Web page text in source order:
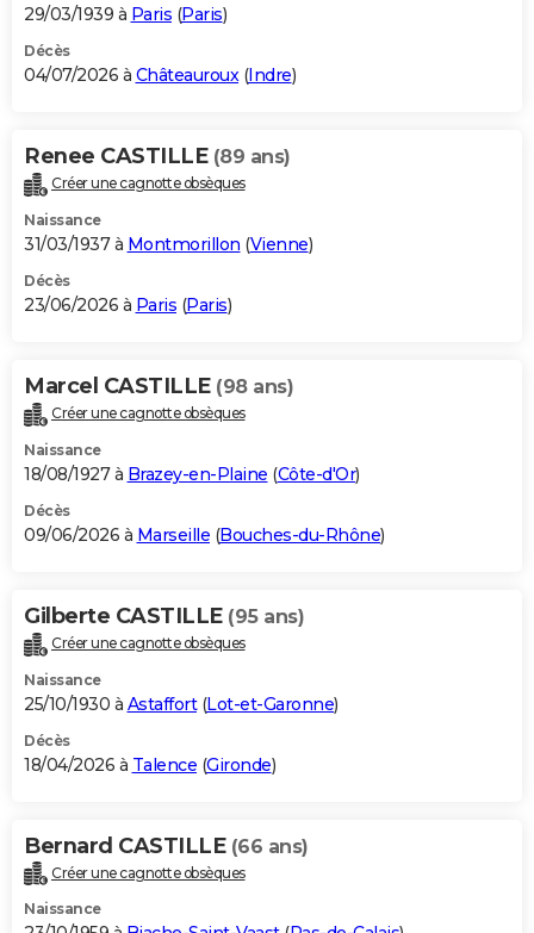
GUIDES D'ACHAT
BONS PLANS
Carte de Noël
Carte Bonne année
Carte Saint-Valentin
Carte Pâques
Carte d'anniversaire
DICTIONNAIRE
Dictionnaire
Biographies
Citations
Expressions
Proverbes
PROGRAMME TV
S'inscrire
Se connecter
Lycées
Collèges
Primaires
Universités
Entreprises
Service militaire
Avis de recherche
AVIS DE DÉCÈS
Bricolage
Lifestyle
Culture
Sport
Auto
Television
Voyage
Cinema
29/03/1939 à Paris (Paris)
Décès
04/07/2026 à Châteauroux(Indre)
Renee CASTILLE (89 ans)
Créer une cagnotte obsèques
Naissance
31/03/1937 à Montmorillon (Vienne)
Décès
23/06/2026 à Paris (Paris)
Marcel CASTILLE (98 ans)
Créer une cagnotte obsèques
Naissance
18/08/1927 à Brazey-en-Plaine (Côte-d'Or)
Décès
09/06/2026 à Marseille (Bouches-du-Rhône)
Gilberte CASTILLE (95 ans)
Créer une cagnotte obsèques
Naissance
25/10/1930 à Astaffort(Lot-et-Garonne)
Décès
18/04/2026 à Talence (Gironde)
Bernard CASTILLE (66 ans)
Créer une cagnotte obsèques
Naissance